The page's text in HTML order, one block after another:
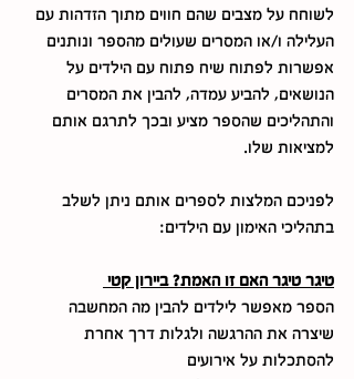
לשוחח על מצבים שהם חווים מתוך הזדהות עם
העלילה ו/או המסרים שעולים מהספר ונותנים
אפשרות לפתוח שיח פתוח עם הילדים על
הנושאים, להביע עמדה, להבין את המסרים
והתהליכים שהספר מציע ובכך לתרגם אותם
למציאות שלו.
לפניכם המלצות לספרים אותם ניתן לשלב
בתהליכי האימון עם הילדים:
טיגר טיגר האם זו האמת? ביירון קטי
הספר מאפשר לילדים להבין מה המחשבה
שיצרה את ההרגשה ולגלות דרך אחרת
להסתכלות על אירועים